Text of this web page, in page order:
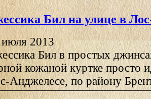
Бил на улице в
2013
Бил в простых
кожаной куртке просто
Анджелесе, по району